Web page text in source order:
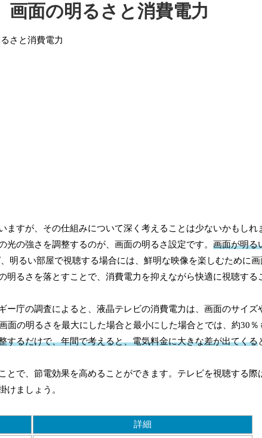
画面の明るさと消費電力
ますが、その仕組みについて深く考えることは少ないかもしれ
の強さを調整するのが、画面の明るさ設定です。 画面が明る
明るい部屋で視聴する場合には、鮮明な映像を楽しむために画
明るさを落とすことで、消費電力を抑えながら快適に視聴する
ー庁の調査によると、液晶テレビの消費電力は、画面のサイズ
面の明るさを最大にした場合と最小にした場合とでは、約30
するだけで、年間で考えると、電気料金に大きな差が出てくる
とで、節電効果を高めることができます。テレビを視聴する
けましょう。
詳細